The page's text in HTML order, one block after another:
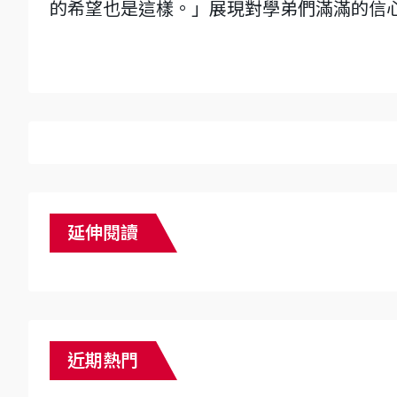
的希望也是這樣。」展現對學弟們滿滿的信
延伸閱讀
近期熱門